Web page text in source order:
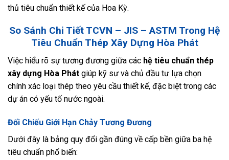
thủ tiêu chuẩn thiết kế của Hoa Kỳ.
So Sánh Chi Tiết TCVN – JIS – ASTM Trong Hệ
Tiêu Chuẩn Thép Xây Dựng Hòa Phát
Việc hiểu rõ sự tương đương giữa các hệ tiêu chuẩn thép
xây dựng Hòa Phát giúp kỹ sư và chủ đầu tư lựa chọn
chính xác loại thép theo yêu cầu thiết kế, đặc biệt trong các
dự án có yếu tố nước ngoài.
Đối Chiếu Giới Hạn Chảy Tương Đương
Dưới đây là bảng quy đổi gần đúng về cấp bền giữa ba hệ
tiêu chuẩn phổ biến: